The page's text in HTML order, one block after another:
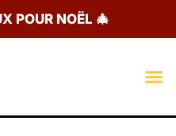
POUR NOËL 🎄